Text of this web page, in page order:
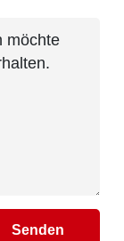
Senden